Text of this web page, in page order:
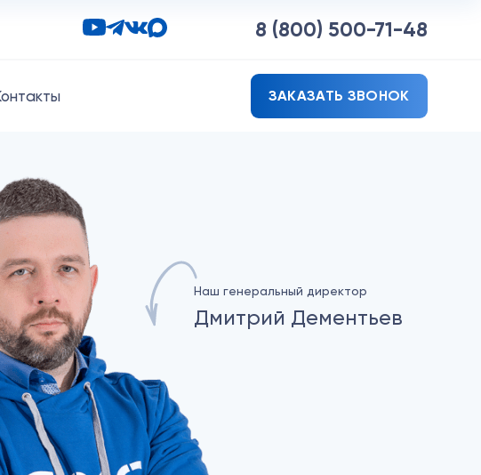
8 (800) 500-71-48
ЗАКАЗАТЬ ЗВОНОК
Наш генеральный директор
Дмитрий Дементьев